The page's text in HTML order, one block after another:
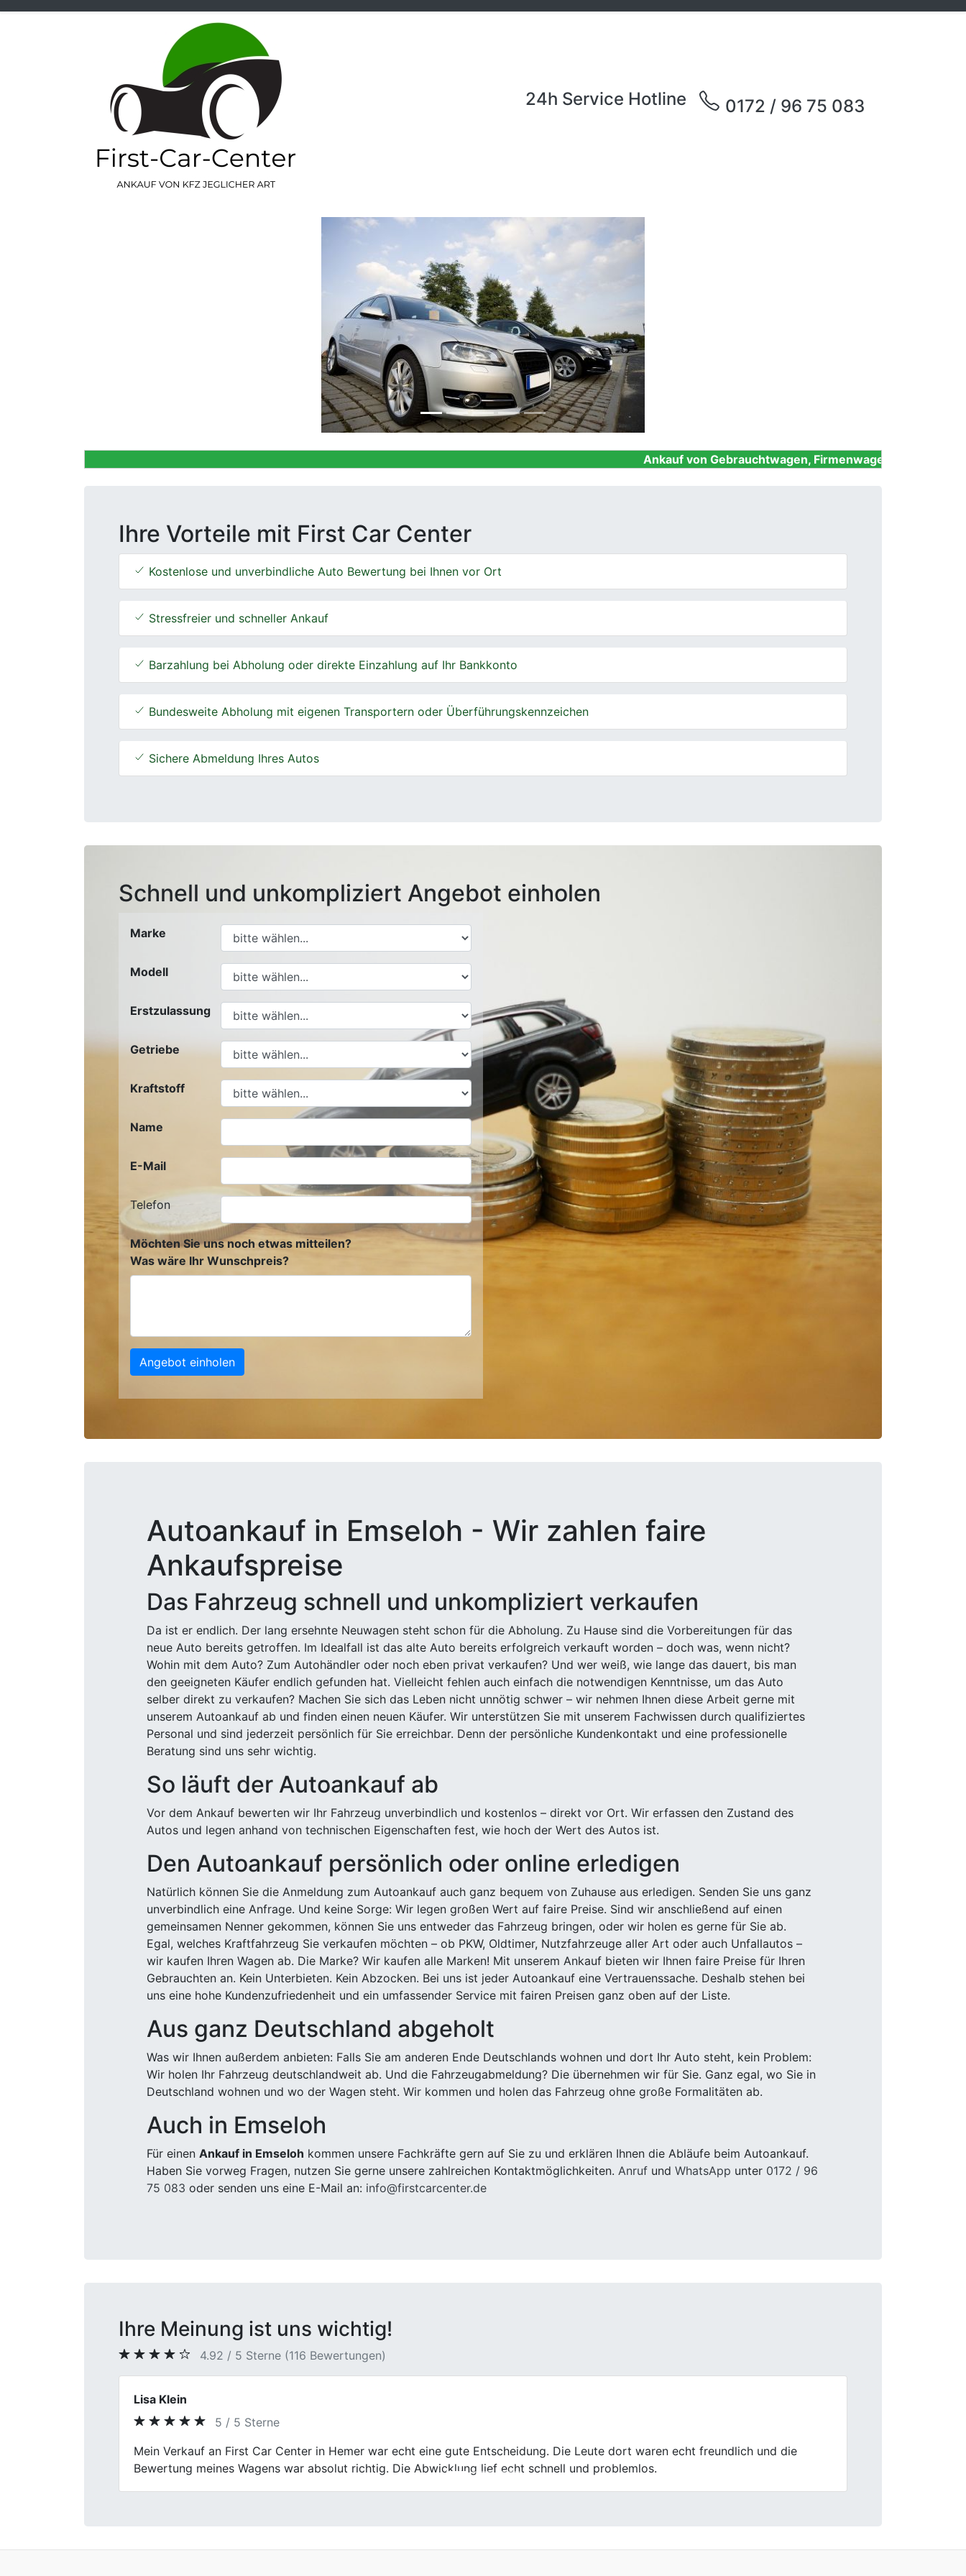
24h Service Hotline 0172 / 96 75 083
Ankauf von Gebrauchtwagen, Firmenwagen, Unfallwagen,
Ihre Vorteile mit First Car Center
Kostenlose und unverbindliche Auto Bewertung bei Ihnen vor Ort
Stressfreier und schneller Ankauf
Barzahlung bei Abholung oder direkte Einzahlung auf Ihr Bankkonto
Bundesweite Abholung mit eigenen Transportern oder Überführungskennzeichen
Sichere Abmeldung Ihres Autos
Schnell und unkompliziert Angebot einholen
Marke
Modell
Erstzulassung
Getriebe
Kraftstoff
Name
E-Mail
Telefon
Möchten Sie uns noch etwas mitteilen?
Was wäre Ihr Wunschpreis?
Angebot einholen
Autoankauf in Emseloh - Wir zahlen faire
Ankaufspreise
Das Fahrzeug schnell und unkompliziert verkaufen
Da ist er endlich. Der lang ersehnte Neuwagen steht schon für die Abholung. Zu Hause sind die Vorbereitungen für das
neue Auto bereits getroffen. Im Idealfall ist das alte Auto bereits erfolgreich verkauft worden – doch was, wenn nicht?
Wohin mit dem Auto? Zum Autohändler oder noch eben privat verkaufen? Und wer weiß, wie lange das dauert, bis man
den geeigneten Käufer endlich gefunden hat. Vielleicht fehlen auch einfach die notwendigen Kenntnisse, um das Auto
selber direkt zu verkaufen? Machen Sie sich das Leben nicht unnötig schwer – wir nehmen Ihnen diese Arbeit gerne mit
unserem Autoankauf ab und finden einen neuen Käufer. Wir unterstützen Sie mit unserem Fachwissen durch qualifiziertes
Personal und sind jederzeit persönlich für Sie erreichbar. Denn der persönliche Kundenkontakt und eine professionelle
Beratung sind uns sehr wichtig.
So läuft der Autoankauf ab
Vor dem Ankauf bewerten wir Ihr Fahrzeug unverbindlich und kostenlos – direkt vor Ort. Wir erfassen den Zustand des
Autos und legen anhand von technischen Eigenschaften fest, wie hoch der Wert des Autos ist.
Den Autoankauf persönlich oder online erledigen
Natürlich können Sie die Anmeldung zum Autoankauf auch ganz bequem von Zuhause aus erledigen. Senden Sie uns ganz
unverbindlich eine Anfrage. Und keine Sorge: Wir legen großen Wert auf faire Preise. Sind wir anschließend auf einen
gemeinsamen Nenner gekommen, können Sie uns entweder das Fahrzeug bringen, oder wir holen es gerne für Sie ab.
Egal, welches Kraftfahrzeug Sie verkaufen möchten – ob PKW, Oldtimer, Nutzfahrzeuge aller Art oder auch Unfallautos –
wir kaufen Ihren Wagen ab. Die Marke? Wir kaufen alle Marken! Mit unserem Ankauf bieten wir Ihnen faire Preise für Ihren
Gebrauchten an. Kein Unterbieten. Kein Abzocken. Bei uns ist jeder Autoankauf eine Vertrauenssache. Deshalb stehen bei
uns eine hohe Kundenzufriedenheit und ein umfassender Service mit fairen Preisen ganz oben auf der Liste.
Aus ganz Deutschland abgeholt
Was wir Ihnen außerdem anbieten: Falls Sie am anderen Ende Deutschlands wohnen und dort Ihr Auto steht, kein Problem:
Wir holen Ihr Fahrzeug deutschlandweit ab. Und die Fahrzeugabmeldung? Die übernehmen wir für Sie. Ganz egal, wo Sie in
Deutschland wohnen und wo der Wagen steht. Wir kommen und holen das Fahrzeug ohne große Formalitäten ab.
Auch in Emseloh
Für einen Ankauf in Emseloh kommen unsere Fachkräfte gern auf Sie zu und erklären Ihnen die Abläufe beim Autoankauf.
Haben Sie vorweg Fragen, nutzen Sie gerne unsere zahlreichen Kontaktmöglichkeiten. Anruf und WhatsApp unter 0172 / 96
75 083 oder senden uns eine E-Mail an: info@firstcarcenter.de
Ihre Meinung ist uns wichtig!
4.92 / 5 Sterne (116 Bewertungen)
Finn
5 / 5 Sterne
Endlich habe ich meinen Zweitwagen verkauft! Der Händler hat mir ein faires Angebot gemacht und die gesamte Abwicklung
verlief total entspannt. Die Mitarbeiter waren mega hilfsbereit und haben mir bei allen Papierkram geholfen. Mit First Car Center
Previous Next